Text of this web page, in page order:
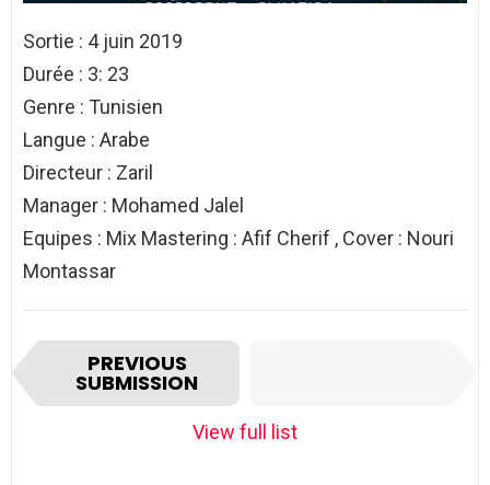
Sortie : 4 juin 2019
Durée : 3: 23
Genre : Tunisien
Langue : Arabe
Directeur : Zaril
Manager : Mohamed Jalel
Equipes : Mix Mastering : Afif Cherif , Cover : Nouri
Montassar
I
e
PREVIOUS
SUBMISSION
View full list